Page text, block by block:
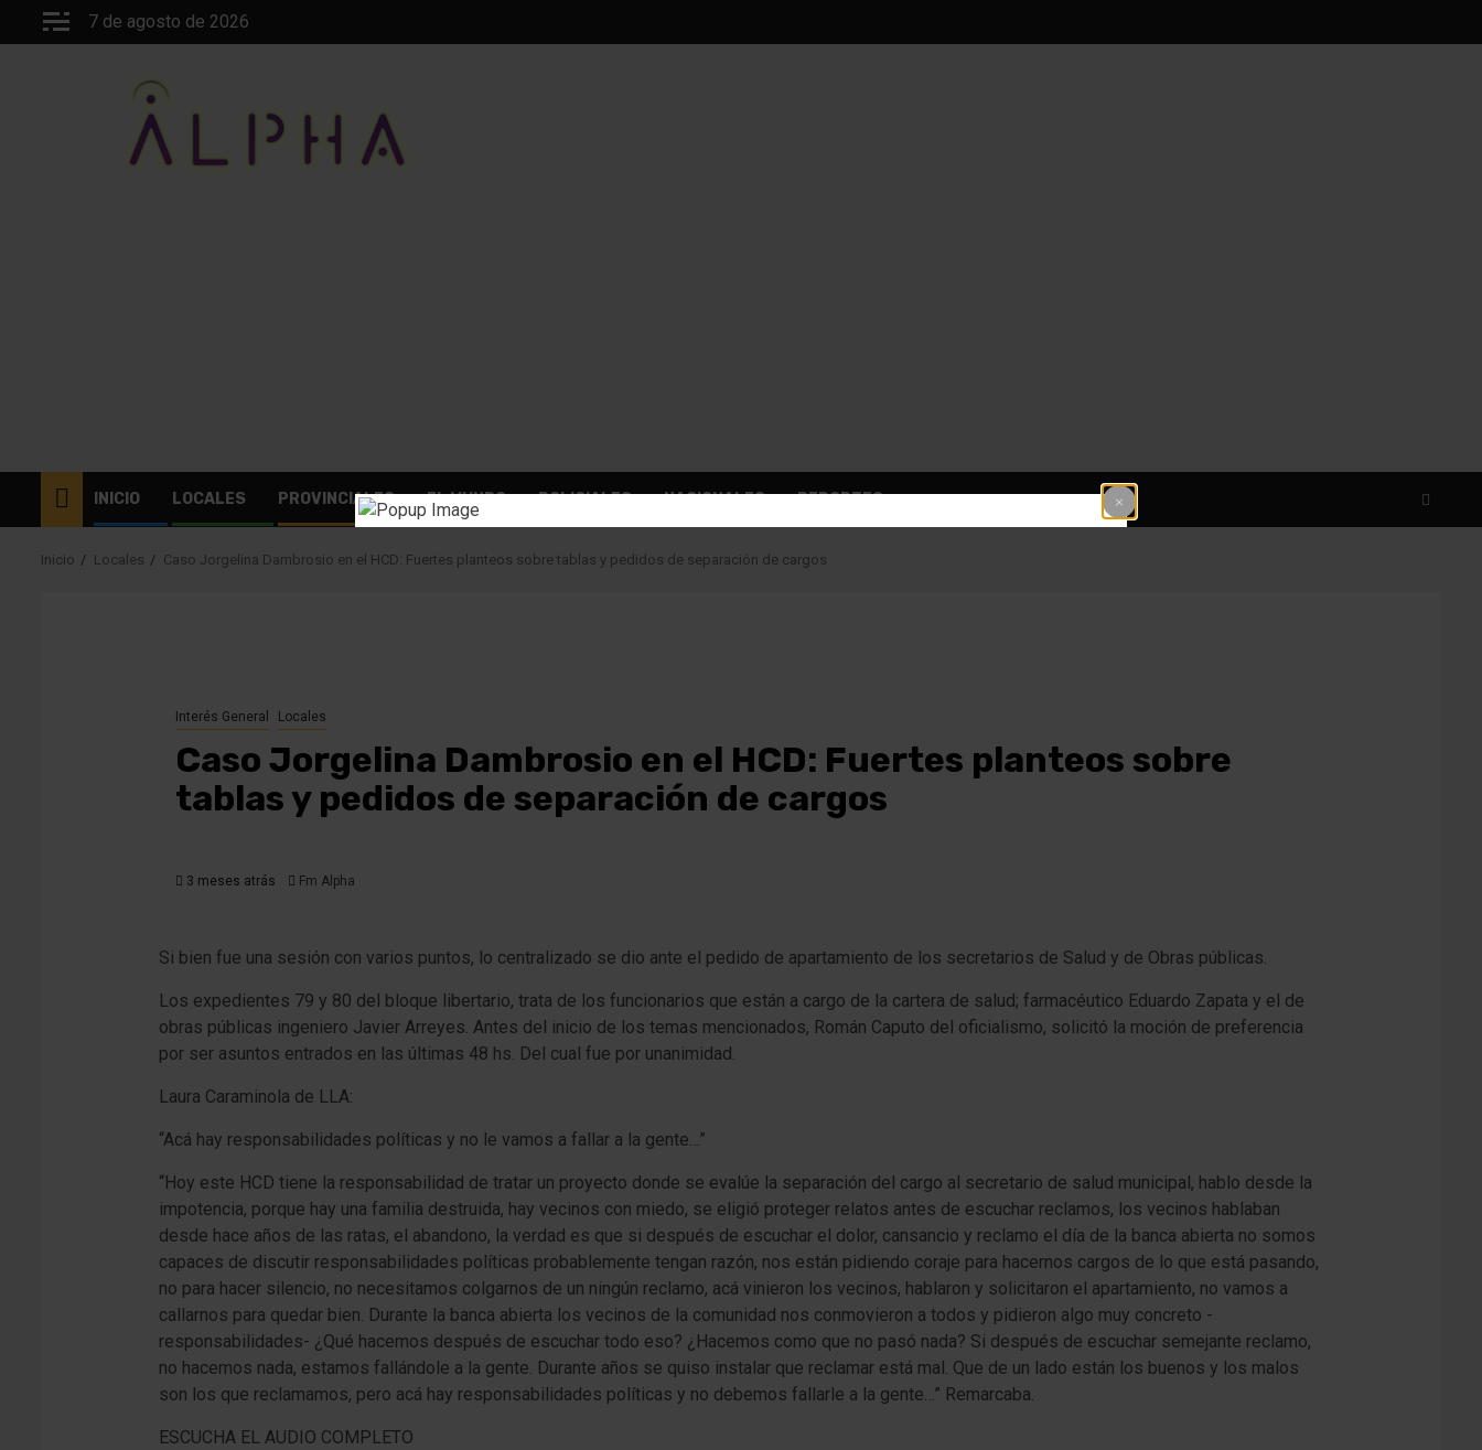
7 de agosto de 2026
INICIO LOCALES PROVINCIALES EL MUNDO POLICIALES NACIONALES DEPORTES
Inicio Locales Caso Jorgelina Dambrosio en el HCD: Fuertes planteos sobre tablas y pedidos de separación de cargos
Interés General Locales
Caso Jorgelina Dambrosio en el HCD: Fuertes planteos sobre
tablas y pedidos de separación de cargos
3 meses atrás Fm Alpha
Si bien fue una sesión con varios puntos, lo centralizado se dio ante el pedido de apartamiento de los secretarios de Salud y de Obras públicas.
Los expedientes 79 y 80 del bloque libertario, trata de los funcionarios que están a cargo de la cartera de salud; farmacéutico Eduardo Zapata y el de
obras públicas ingeniero Javier Arreyes. Antes del inicio de los temas mencionados, Román Caputo del oficialismo, solicitó la moción de preferencia
por ser asuntos entrados en las últimas 48 hs. Del cual fue por unanimidad.
Laura Caraminola de LLA:
“Acá hay responsabilidades políticas y no le vamos a fallar a la gente…”
“Hoy este HCD tiene la responsabilidad de tratar un proyecto donde se evalúe la separación del cargo al secretario de salud municipal, hablo desde la
impotencia, porque hay una familia destruida, hay vecinos con miedo, se eligió proteger relatos antes de escuchar reclamos, los vecinos hablaban
desde hace años de las ratas, el abandono, la verdad es que si después de escuchar el dolor, cansancio y reclamo el día de la banca abierta no somos
capaces de discutir responsabilidades políticas probablemente tengan razón, nos están pidiendo coraje para hacernos cargos de lo que está pasando,
no para hacer silencio, no necesitamos colgarnos de un ningún reclamo, acá vinieron los vecinos, hablaron y solicitaron el apartamiento, no vamos a
callarnos para quedar bien. Durante la banca abierta los vecinos de la comunidad nos conmovieron a todos y pidieron algo muy concreto -
responsabilidades- ¿Qué hacemos después de escuchar todo eso? ¿Hacemos como que no pasó nada? Si después de escuchar semejante reclamo,
no hacemos nada, estamos fallándole a la gente. Durante años se quiso instalar que reclamar está mal. Que de un lado están los buenos y los malos
son los que reclamamos, pero acá hay responsabilidades políticas y no debemos fallarle a la gente…” Remarcaba.
ESCUCHA EL AUDIO COMPLETO